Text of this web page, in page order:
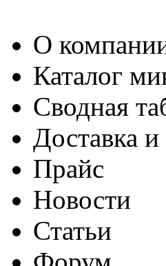
О
Каталог
Сводная
Доставка и
Прайс
Новости
Статьи